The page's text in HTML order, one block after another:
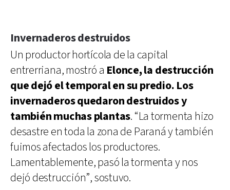
Invernaderos destruidos
Un productor hortícola de la capital
entrerriana, mostró a Elonce, la destrucción
que dejó el temporal en su predio. Los
invernaderos quedaron destruidos y
también muchas plantas. “La tormenta hizo
desastre en toda la zona de Paraná y también
fuimos afectados los productores.
Lamentablemente, pasó la tormenta y nos
dejó destrucción”, sostuvo.